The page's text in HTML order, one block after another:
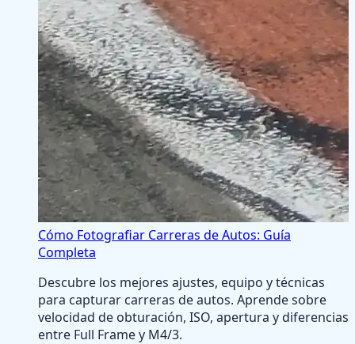
Cómo Fotografiar Carreras de Autos: Guía
Completa
Descubre los mejores ajustes, equipo y técnicas
para capturar carreras de autos. Aprende sobre
velocidad de obturación, ISO, apertura y diferencias
entre Full Frame y M4/3.